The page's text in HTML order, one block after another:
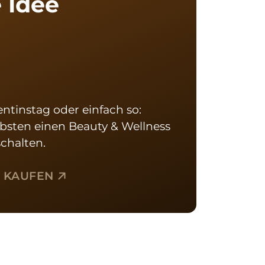
oder einfach so:
einen Beauty & Wellness
KAUFEN